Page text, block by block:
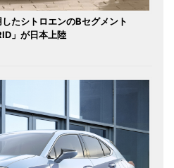
たシトロエンのBセグメント
」が日本上陸